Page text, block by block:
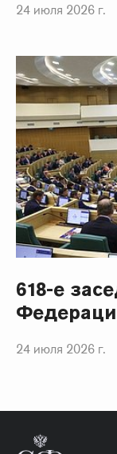
24 июля 2026 г.
618-е
24 июля 2026 г.